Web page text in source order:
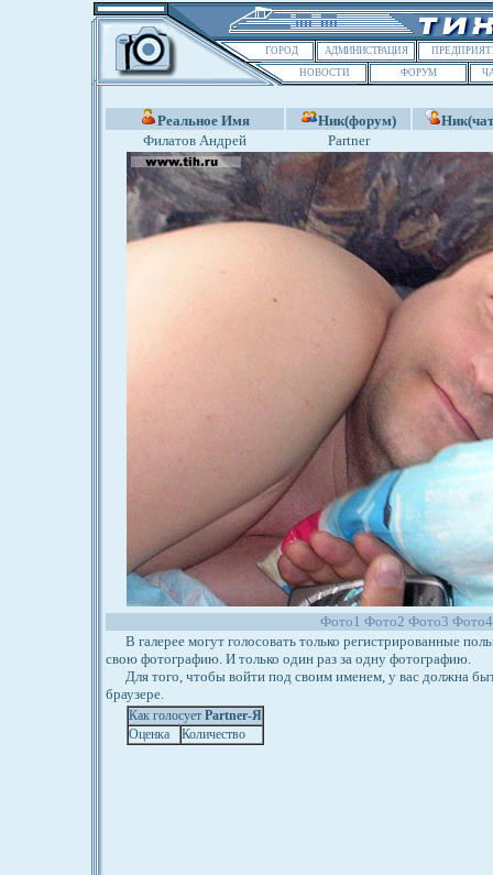
ГОРОД АДМИНИСТРАЦИЯ
НОВОСТИ
ФОРУМ
Реальное Имя Ник(форум)
Филатов Андрей
Partner
Фото1 Фото2 Фото3
В галерее могут голосовать только регистрированные
свою фотографию. И только один раз за одну фотографию.
Для того, чтобы войти под своим именем, у вас должна
браузере.
Как голосует Partner-Я
Оценка
Количество